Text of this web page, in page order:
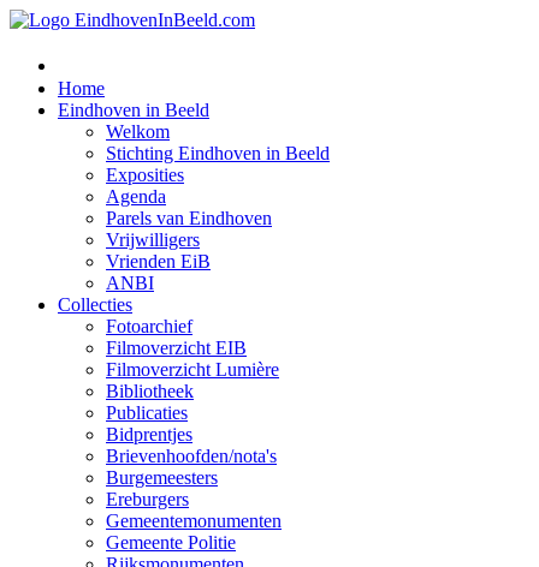
Home
Eindhoven in Beeld
Welkom
Stichting Eindhoven in Beeld
Exposities
Agenda
Parels van Eindhoven
Vrijwilligers
Vrienden EiB
ANBI
Collecties
Fotoarchief
Filmoverzicht EIB
Filmoverzicht Lumière
Bibliotheek
Publicaties
Bidprentjes
Brievenhoofden/nota's
Burgemeesters
Ereburgers
Gemeentemonumenten
Gemeente Politie